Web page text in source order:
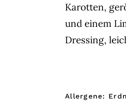
Karotten,
und einem
Dressing,
Allergene: